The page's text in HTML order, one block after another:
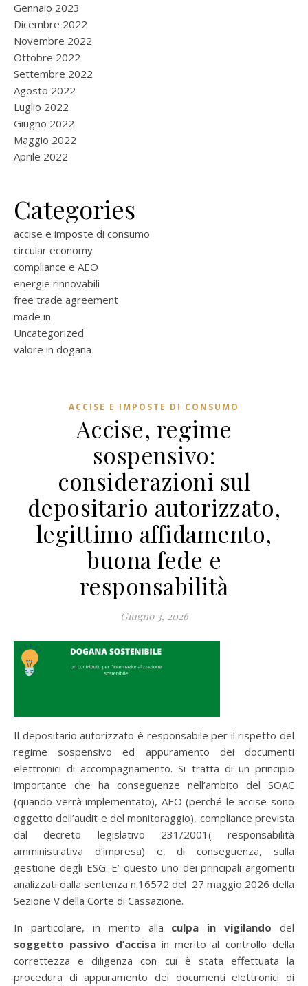
Gennaio 2023
Dicembre 2022
Novembre 2022
Ottobre 2022
Settembre 2022
Agosto 2022
Luglio 2022
Giugno 2022
Maggio 2022
Aprile 2022
Categories
accise e imposte di consumo
circular economy
compliance e AEO
energie rinnovabili
free trade agreement
made in
Uncategorized
valore in dogana
ACCISE E IMPOSTE DI CONSUMO
Accise, regime
sospensivo:
considerazioni sul
depositario autorizzato,
legittimo affidamento,
buona fede e
responsabilità
Giugno 3, 2026
Il depositario autorizzato è responsabile per il rispetto del
regime sospensivo ed appuramento dei documenti
elettronici di accompagnamento. Si tratta di un principio
importante che ha conseguenze nell’ambito del SOAC
(quando verrà implementato), AEO (perché le accise sono
oggetto dell’audit e del monitoraggio), compliance prevista
dal decreto legislativo 231/2001( responsabilità
amministrativa d’impresa) e, di conseguenza, sulla
gestione degli ESG. E’ questo uno dei principali argomenti
analizzati dalla sentenza n.16572 del 27 maggio 2026 della
Sezione V della Corte di Cassazione.
In particolare, in merito alla culpa in vigilando del
soggetto passivo d’accisa in merito al controllo della
correttezza e diligenza con cui è stata effettuata la
procedura di appuramento dei documenti elettronici di